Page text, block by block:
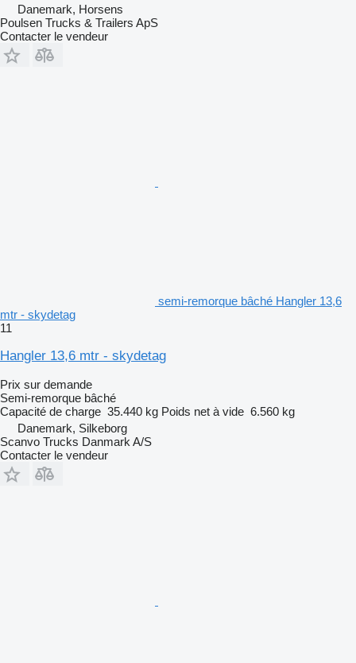
Danemark, Horsens
Poulsen Trucks & Trailers ApS
Contacter le vendeur
semi-remorque bâché Hangler 13,6
mtr - skydetag
11
Hangler 13,6 mtr - skydetag
Prix sur demande
Semi-remorque bâché
Capacité de charge 35.440 kg Poids net à vide 6.560 kg
Danemark, Silkeborg
Scanvo Trucks Danmark A/S
Contacter le vendeur